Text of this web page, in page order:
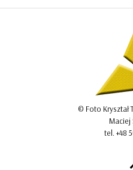
© Foto Kryształ
Maciej
tel. +48